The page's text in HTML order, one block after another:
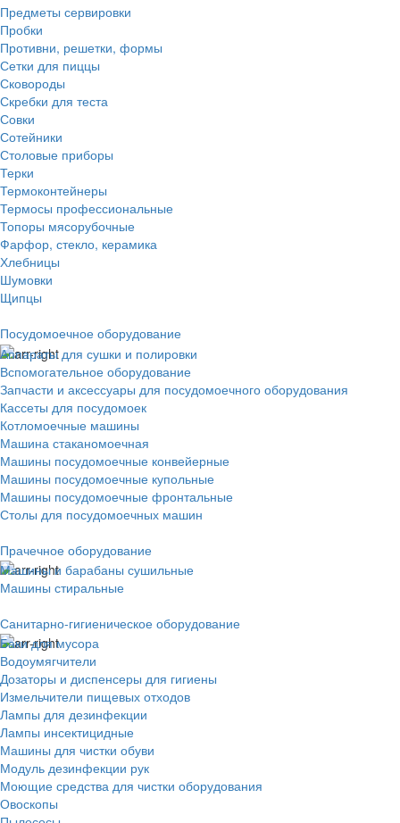
Предметы сервировки
Пробки
Противни, решетки, формы
Сетки для пиццы
Сковороды
Скребки для теста
Совки
Сотейники
Столовые приборы
Терки
Термоконтейнеры
Термосы профессиональные
Топоры мясорубочные
Фарфор, стекло, керамика
Хлебницы
Шумовки
Щипцы
Посудомоечное оборудование
Аппараты для сушки и полировки
Вспомогательное оборудование
Запчасти и аксессуары для посудомоечного оборудования
Кассеты для посудомоек
Котломоечные машины
Машина стаканомоечная
Машины посудомоечные конвейерные
Машины посудомоечные купольные
Машины посудомоечные фронтальные
Столы для посудомоечных машин
Прачечное оборудование
Машины и барабаны сушильные
Машины стиральные
Санитарно-гигиеническое оборудование
Баки для мусора
Водоумягчители
Дозаторы и диспенсеры для гигиены
Измельчители пищевых отходов
Лампы для дезинфекции
Лампы инсектицидные
Машины для чистки обуви
Модуль дезинфекции рук
Моющие средства для чистки оборудования
Овоскопы